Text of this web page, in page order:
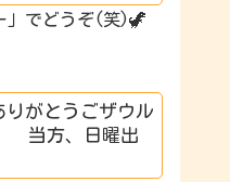
」でどうぞ(笑)🦖
りがとうごザウル
当方、日曜出